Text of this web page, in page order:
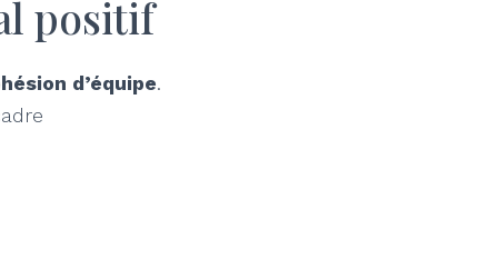
positif
d’équipe.